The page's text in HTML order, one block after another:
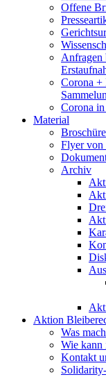
Offene
Anfragen
Corona +
Corona
Material
Flyer von
Archiv
Aktion
Was
Wie kann
Kontakt